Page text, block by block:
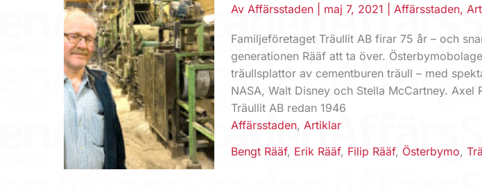
Av Affärsstaden maj 7, 2021 Affärsstaden,
Familjeföretaget Träullit AB firar 75 år – och
generationen Rääf att ta över.
träullsplattor av cementburen träull – med
NASA, Walt Disney och Stella McCartney. Axel
Träullit AB redan 1946
Affärsstaden, Artiklar
Bengt Rääf, Erik Rääf, Filip Rääf, Österbymo,